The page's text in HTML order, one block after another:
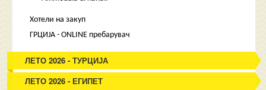
Хотели на закуп
ГРЦИЈА - ONLINE пребарувач
ЛЕТО 2026 - ТУРЦИЈА
ЛЕТО 2026 - ЕГИПЕТ